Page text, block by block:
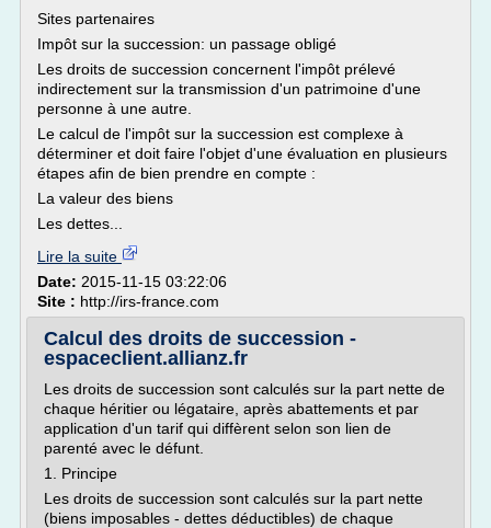
Sites partenaires
Impôt sur la succession: un passage obligé
Les droits de succession concernent l'impôt prélevé
indirectement sur la transmission d'un patrimoine d'une
personne à une autre.
Le calcul de l'impôt sur la succession est complexe à
déterminer et doit faire l'objet d'une évaluation en plusieurs
étapes afin de bien prendre en compte :
La valeur des biens
Les dettes...
Lire la suite
Date: 2015-11-15 03:22:06
Site : http://irs-france.com
Calcul des droits de succession -
espaceclient.allianz.fr
Les droits de succession sont calculés sur la part nette de
chaque héritier ou légataire, après abattements et par
application d'un tarif qui diffèrent selon son lien de
parenté avec le défunt.
1. Principe
Les droits de succession sont calculés sur la part nette
(biens imposables - dettes déductibles) de chaque